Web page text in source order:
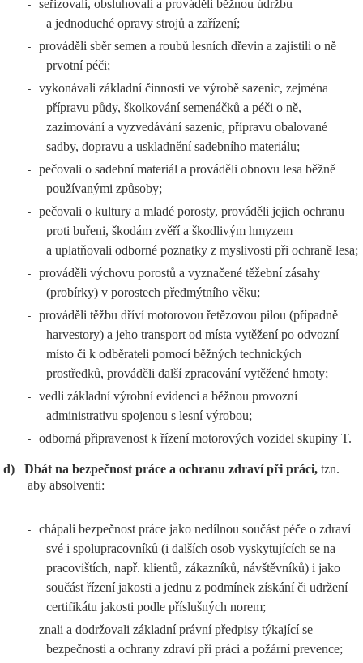
-
seřizovali, obsluhovali a prováděli běžnou údržbu
a jednoduché opravy strojů a zařízení;
-
prováděli sběr semen a roubů lesních dřevin a zajistili o ně
prvotní péči;
-
vykonávali základní činnosti ve výrobě sazenic, zejména
přípravu půdy, školkování semenáčků a péči o ně,
zazimování a vyzvedávání sazenic, přípravu obalované
sadby, dopravu a uskladnění sadebního materiálu;
-
pečovali o sadební materiál a prováděli obnovu lesa běžně
používanými způsoby;
-
pečovali o kultury a mladé porosty, prováděli jejich ochranu
proti buřeni, škodám zvěří a škodlivým hmyzem
a uplatňovali odborné poznatky z myslivosti při ochraně lesa;
-
prováděli výchovu porostů a vyznačené těžební zásahy
(probírky) v porostech předmýtního věku;
-
prováděli těžbu dříví motorovou řetězovou pilou (případně
harvestory) a jeho transport od místa vytěžení po odvozní
místo či k odběrateli pomocí běžných technických
prostředků, prováděli další zpracování vytěžené hmoty;
-
vedli základní výrobní evidenci a běžnou provozní
administrativu spojenou s lesní výrobou;
- odborná připravenost k řízení motorových vozidel skupiny T.
d) Dbát na bezpečnost práce a ochranu zdraví při práci, tzn.
aby absolventi:
-
chápali bezpečnost práce jako nedílnou součást péče o zdraví
své i spolupracovníků (i dalších osob vyskytujících se na
pracovištích, např. klientů, zákazníků, návštěvníků) i jako
součást řízení jakosti a jednu z podmínek získání či udržení
certifikátu jakosti podle příslušných norem;
-
znali a dodržovali základní právní předpisy týkající se
bezpečnosti a ochrany zdraví při práci a požární prevence;